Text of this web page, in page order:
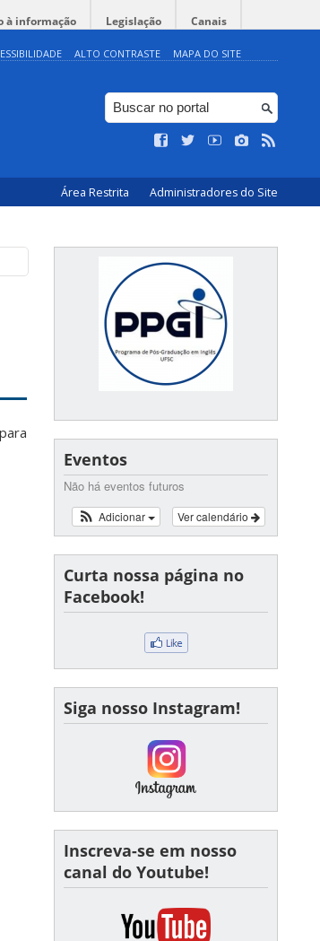
à informação Legislação Canais
ALTO CONTRASTE MAPA DO SITE
Área Restrita Administradores do Site
Eventos
Não há eventos futuros
Ver calendário
Adicionar
Curta nossa página no
Facebook!
Siga nosso Instagram!
Inscreva-se em nosso
canal do Youtube!